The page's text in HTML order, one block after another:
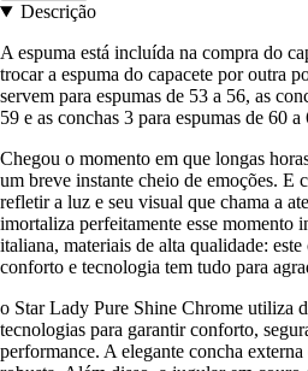
Descrição
A espuma está incluída na compra do
trocar a espuma do capacete por outra
servem para espumas de 53 a 56, as
59 e as conchas 3 para espumas de 60 a
Chegou o momento em que longas
um breve instante cheio de emoções. E
refletir a luz e seu visual que chama a
imortaliza perfeitamente esse momento
italiana, materiais de alta qualidade:
conforto e tecnologia tem tudo para
o Star Lady Pure Shine Chrome utiliza
tecnologias para garantir conforto,
performance. A elegante concha